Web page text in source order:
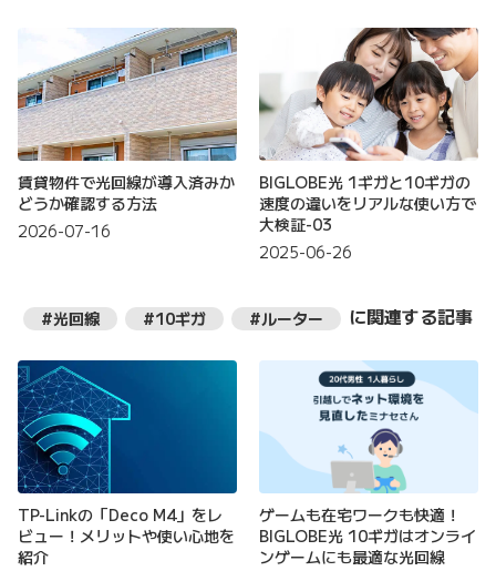
賃貸物件で光回線が導入済みか
どうか確認する方法
2026-07-16
BIGLOBE光 1ギガと10ギガの
速度の違いをリアルな使い方で
大検証-03
2025-06-26
#光回線 #10ギガ #ルーター に関連する記事
TP-Linkの「Deco M4」をレ
ビュー！メリットや使い心地を
紹介
ゲームも在宅ワークも快適！
BIGLOBE光 10ギガはオンライ
ンゲームにも最適な光回線